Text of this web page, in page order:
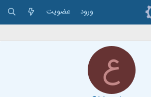
ورود عضویت
ع